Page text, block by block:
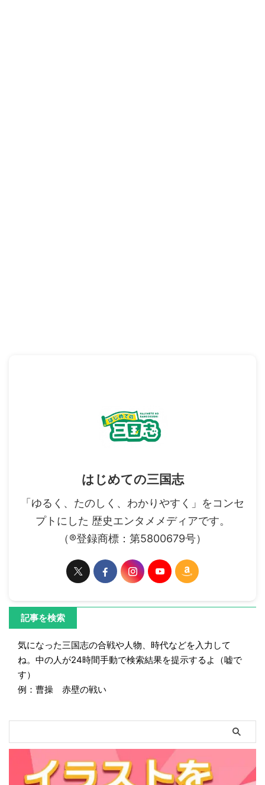
はじめての三国志
「ゆるく、たのしく、わかりやすく」をコンセ
プトにした 歴史エンタメメディアです。
（®登録商標：第5800679号）
記事を検索
気になった三国志の合戦や人物、時代などを入力して
ね。中の人が24時間手動で検索結果を提示するよ（嘘で
す）
例：曹操 赤壁の戦い